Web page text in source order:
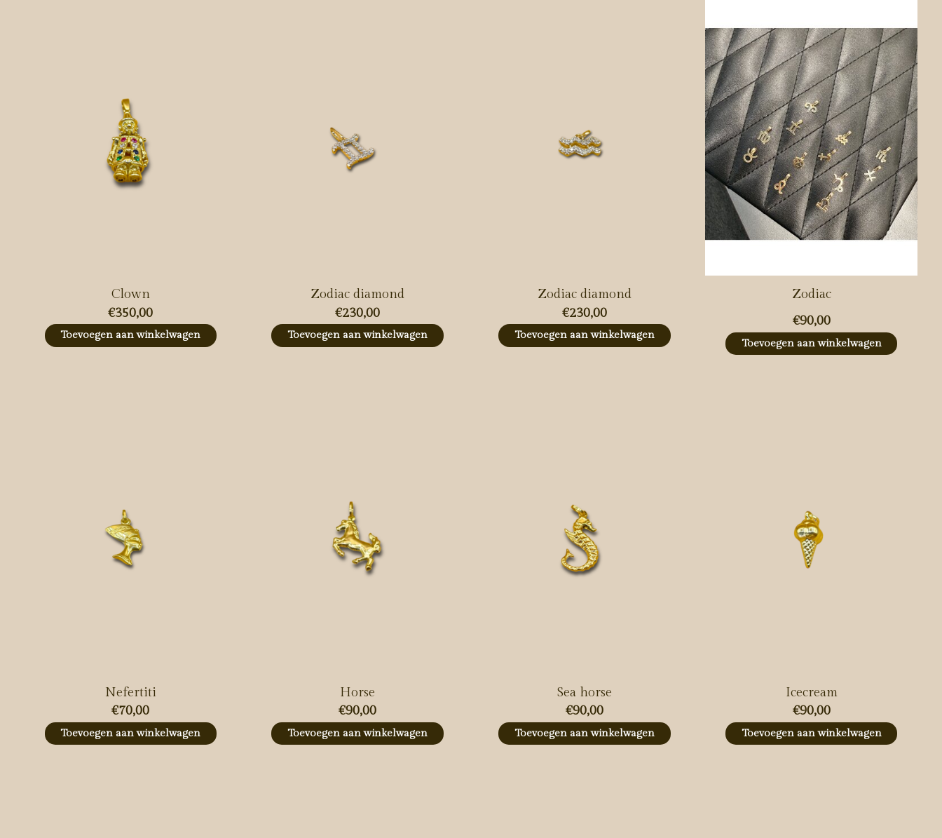
Clown
€350,00
Toevoegen aan winkelwagen
Zodiac diamond
€230,00
Toevoegen aan winkelwagen
Zodiac diamond
€230,00
Toevoegen aan winkelwagen
Zodiac
€90,00
Toevoegen aan winkelwagen
Nefertiti
€70,00
Toevoegen aan winkelwagen
Horse
€90,00
Toevoegen aan winkelwagen
Sea horse
€90,00
Toevoegen aan winkelwagen
Icecream
€90,00
Toevoegen aan winkelwagen